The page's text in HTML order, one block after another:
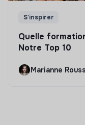
S'inspirer
Quelle
Notre Top 10
Marianne